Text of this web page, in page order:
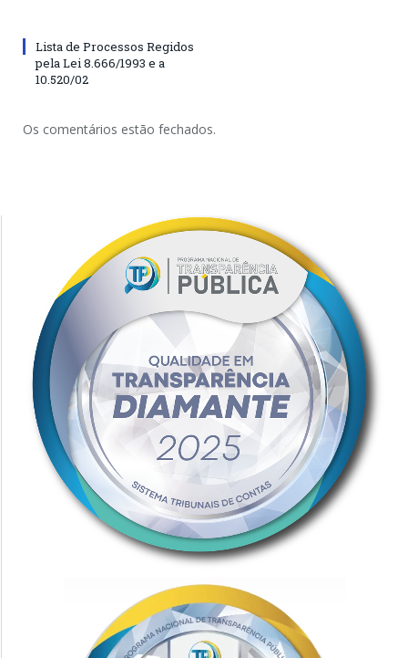
Lista de Processos Regidos
pela Lei 8.666/1993 e a
10.520/02
Os comentários estão fechados.